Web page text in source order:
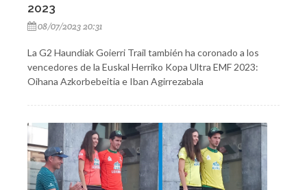
2023
08/07/2023 20:31
La G2 Haundiak Goierri Trail también ha coronado a los
vencedores de la Euskal Herriko Kopa Ultra EMF 2023:
Oihana Azkorbebeitia e Iban Agirrezabala